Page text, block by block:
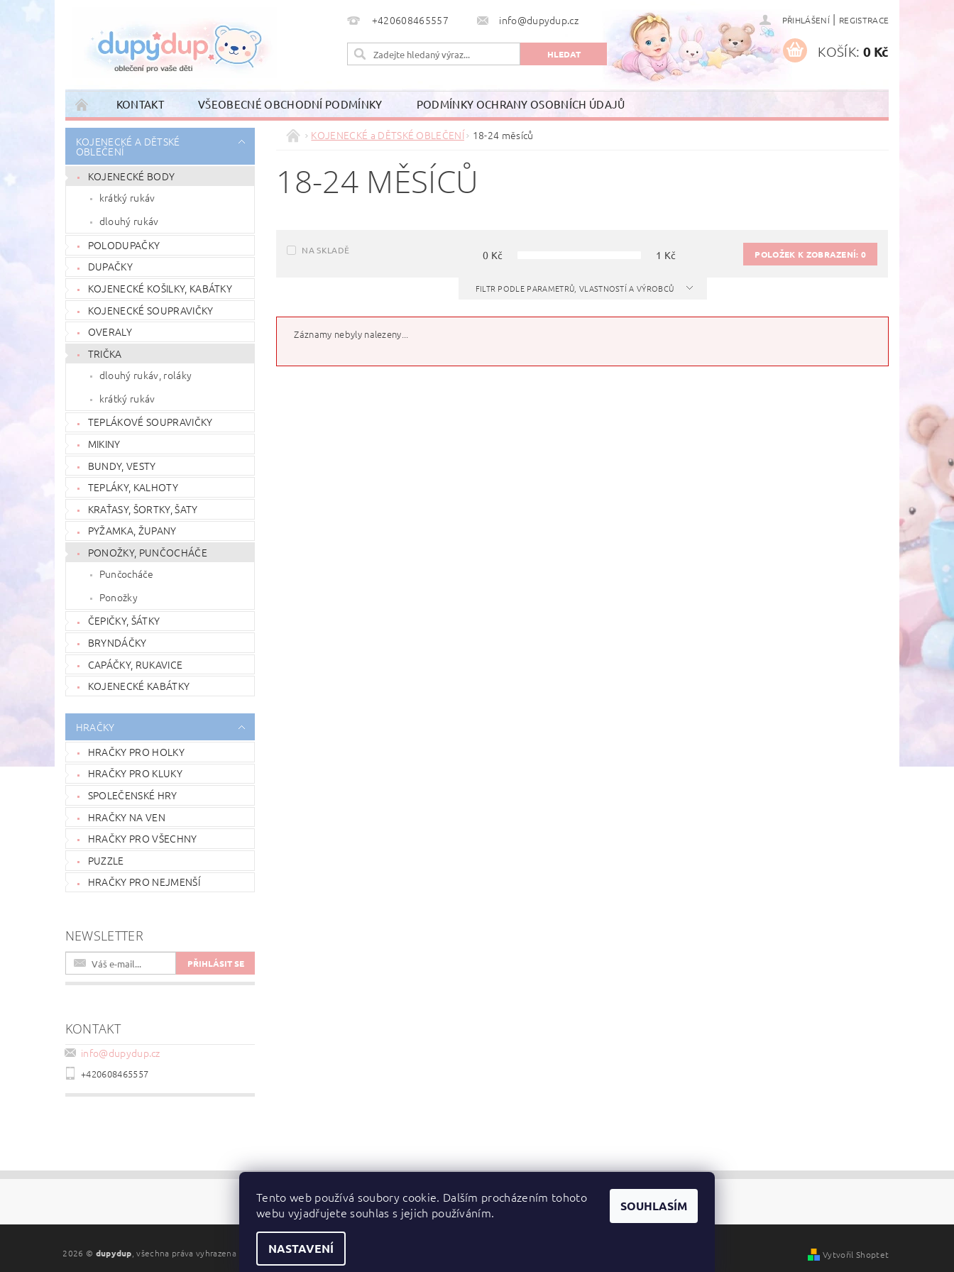
+420608465557 info@dupydup.cz PŘIHLÁŠENÍ | REGISTRACE
KOŠÍK: 0 Kč
KONTAKT VŠEOBECNÉ OBCHODNÍ PODMÍNKY PODMÍNKY OCHRANY OSOBNÍCH ÚDAJŮ
KOJENECKÉ A DĚTSKÉ
OBLEČENÍ
KOJENECKÉ BODY
krátký rukáv
dlouhý rukáv
POLODUPAČKY
DUPAČKY
KOJENECKÉ KOŠILKY, KABÁTKY
KOJENECKÉ SOUPRAVIČKY
OVERALY
TRIČKA
dlouhý rukáv, roláky
krátký rukáv
TEPLÁKOVÉ SOUPRAVIČKY
MIKINY
BUNDY, VESTY
TEPLÁKY, KALHOTY
KRAŤASY, ŠORTKY, ŠATY
PYŽAMKA, ŽUPANY
PONOŽKY, PUNČOCHÁČE
Punčocháče
Ponožky
ČEPIČKY, ŠÁTKY
BRYNDÁČKY
CAPÁČKY, RUKAVICE
KOJENECKÉ KABÁTKY
HRAČKY
HRAČKY PRO HOLKY
HRAČKY PRO KLUKY
SPOLEČENSKÉ HRY
HRAČKY NA VEN
HRAČKY PRO VŠECHNY
PUZZLE
HRAČKY PRO NEJMENŠÍ
NEWSLETTER
KONTAKT
info@dupydup.cz
+420608465557
KOJENECKÉ a DĚTSKÉ OBLEČENÍ 18-24 měsíců
18-24 MĚSÍCŮ
NA SKLADĚ 0 Kč 1 Kč POLOŽEK K ZOBRAZENÍ:0
FILTR PODLE PARAMETRŮ, VLASTNOSTÍ A VÝROBCŮ
Záznamy nebyly nalezeny...
Zboží.cz | Heureka.cz
2026 © dupydup, všechna práva vyhrazena Vytvořil Shoptet
Tento web používá soubory cookie. Dalším procházením tohoto
webu vyjadřujete souhlas s jejich používáním.
NASTAVENÍ
SOUHLASÍM